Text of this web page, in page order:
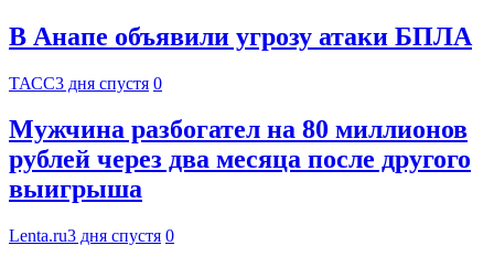
В Анапе объявили угрозу атаки БПЛА
ТАСС3 дня спустя 0
Мужчина разбогател на 80 миллионов
рублей через два месяца после другого
выигрыша
Lenta.ru3 дня спустя 0